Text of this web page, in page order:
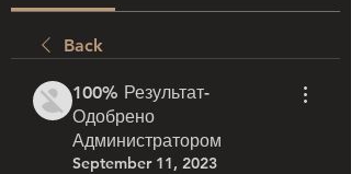
Back
100% Результат-
Одобрено
Администратором
September 11, 2023